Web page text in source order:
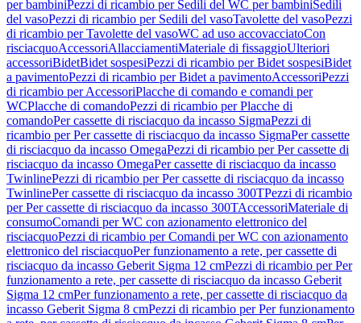
per bambiniPezzi di ricambio per Sedili del WC per bambiniSedili
del vasoPezzi di ricambio per Sedili del vasoTavolette del vasoPezzi
di ricambio per Tavolette del vasoWC ad uso accovacciatoCon
risciacquoAccessoriAllacciamentiMateriale di fissaggioUlteriori
accessoriBidetBidet sospesiPezzi di ricambio per Bidet sospesiBidet
a pavimentoPezzi di ricambio per Bidet a pavimentoAccessoriPezzi
di ricambio per AccessoriPlacche di comando e comandi per
WCPlacche di comandoPezzi di ricambio per Placche di
comandoPer cassette di risciacquo da incasso SigmaPezzi di
ricambio per Per cassette di risciacquo da incasso SigmaPer cassette
di risciacquo da incasso OmegaPezzi di ricambio per Per cassette di
risciacquo da incasso OmegaPer cassette di risciacquo da incasso
TwinlinePezzi di ricambio per Per cassette di risciacquo da incasso
TwinlinePer cassette di risciacquo da incasso 300TPezzi di ricambio
per Per cassette di risciacquo da incasso 300TAccessoriMateriale di
consumoComandi per WC con azionamento elettronico del
risciacquoPezzi di ricambio per Comandi per WC con azionamento
elettronico del risciacquoPer funzionamento a rete, per cassette di
risciacquo da incasso Geberit Sigma 12 cmPezzi di ricambio per Per
funzionamento a rete, per cassette di risciacquo da incasso Geberit
Sigma 12 cmPer funzionamento a rete, per cassette di risciacquo da
incasso Geberit Sigma 8 cmPezzi di ricambio per Per funzionamento